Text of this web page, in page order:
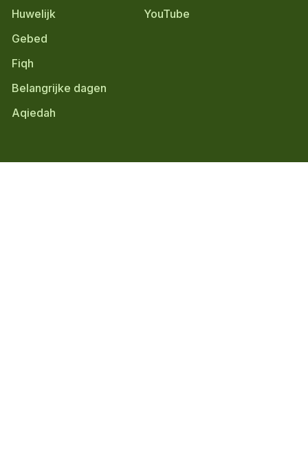
Huwelijk
Gebed
Fiqh
Belangrijke dagen
Aqiedah
YouTube